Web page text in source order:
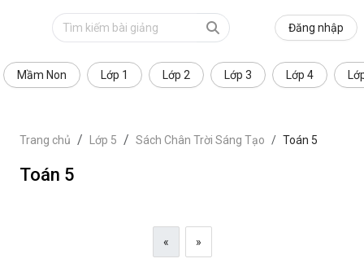
Đăng nhập
Mầm Non Lớp 1 Lớp 2 Lớp 3 Lớp 4
Trang chủ Lớp 5 Sách Chân Trời Sáng Tạo Toán 5
Toán 5
« »